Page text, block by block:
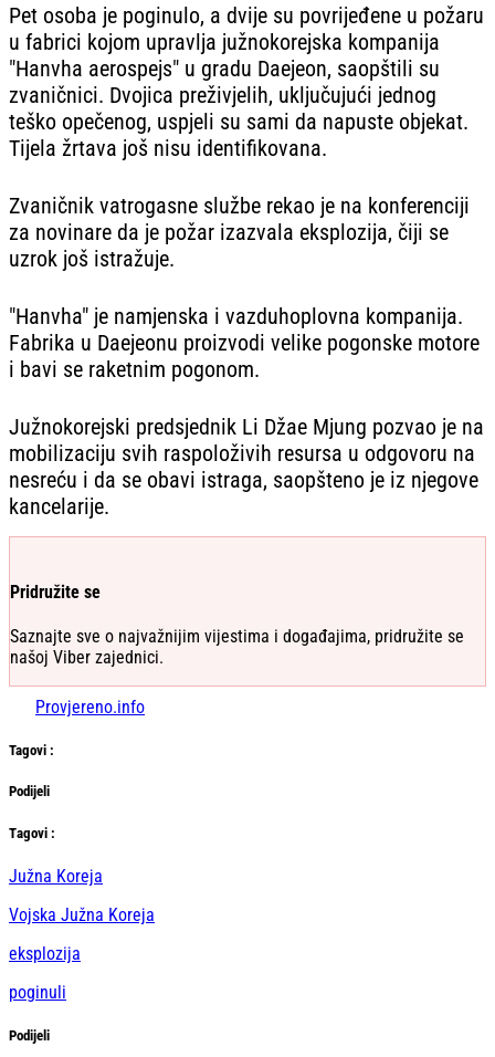
Pet osoba je poginulo, a dvije su povrijeđene u požaru
u fabrici kojom upravlja južnokorejska kompanija
"Hanvha aerospejs" u gradu Daejeon, saopštili su
zvaničnici. Dvojica preživjelih, uključujući jednog
teško opečenog, uspjeli su sami da napuste objekat.
Tijela žrtava još nisu identifikovana.
Zvaničnik vatrogasne službe rekao je na konferenciji
za novinare da je požar izazvala eksplozija, čiji se
uzrok još istražuje.
"Hanvha" je namjenska i vazduhoplovna kompanija.
Fabrika u Daejeonu proizvodi velike pogonske motore
i bavi se raketnim pogonom.
Južnokorejski predsjednik Li Džae Mjung pozvao je na
mobilizaciju svih raspoloživih resursa u odgovoru na
nesreću i da se obavi istraga, saopšteno je iz njegove
kancelarije.
Pridružite se
Saznajte sve o najvažnijim vijestima i događajima, pridružite se
našoj Viber zajednici.
Provjereno.info
Tagovi :
Podijeli
Тagovi :
Južna Koreja
Vojska Južna Koreja
eksplozija
poginuli
Podijeli